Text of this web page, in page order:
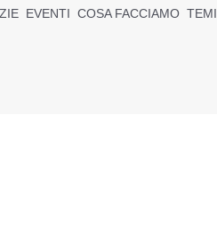
EVENTI COSA FACCIAMO TEMI